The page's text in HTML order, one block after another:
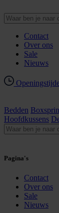
Contact
Over ons
Sale
Nieuws
Bedden
Hoofdkussens
Pagina's
Contact
Over ons
Sale
Nieuws